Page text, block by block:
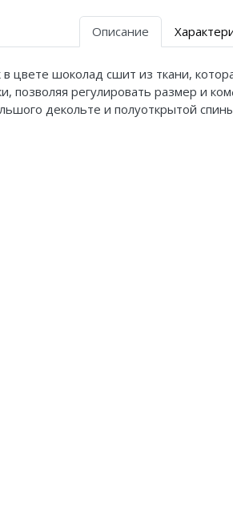
Описание
цвете шоколад сшит из ткани,
позволяя регулировать размер и
декольте и полуоткрытой